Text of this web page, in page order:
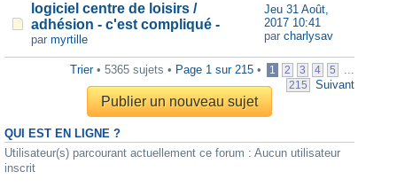
logiciel centre de loisirs /
adhésion - c'est compliqué -
par myrtille
Jeu 31 Août,
2017 10:41
par charlysav
Trier• 5365 sujets • Page 1 sur 215 • 1 2 3 4 5 ...
215 Suivant
Publier un nouveau sujet
QUI EST EN LIGNE ?
Utilisateur(s) parcourant actuellement ce forum : Aucun utilisateur
inscrit